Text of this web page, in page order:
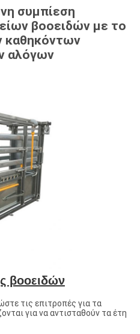
συμπίεση
βοοειδών με το
καθηκόντων
αλόγων
βοοειδών
τις επιτροπές για τα
για να αντισταθούν τα έτη